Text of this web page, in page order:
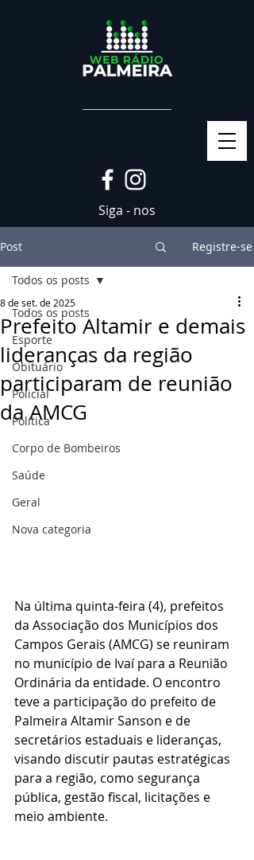
Siga - nos
Post Registre-se
Todos os posts
Esporte
Obituário
Policial
Politica
Corpo de Bombeiros
Saúde
Geral
Nova categoria
Todos os posts
Prefeito Altamir e demais
lideranças da região
participaram de reunião
da AMCG
8 de set. de 2025
Na última quinta-feira (4), prefeitos
da Associação dos Municípios dos
Campos Gerais (AMCG) se reuniram
no município de Ivaí para a Reunião
Ordinária da entidade. O encontro
teve a participação do prefeito de
Palmeira Altamir Sanson e de
secretários estaduais e lideranças,
visando discutir pautas estratégicas
para a região, como segurança
pública, gestão fiscal, licitações e
meio ambiente.